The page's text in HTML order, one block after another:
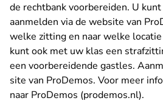
de rechtbank voorbereiden. U
aanmelden via de website van
welke zitting en naar welke
kunt ook met uw klas een
een voorbereidende gastles.
site van ProDemos. Voor meer
naar ProDemos (prodemos.nl)- U
.